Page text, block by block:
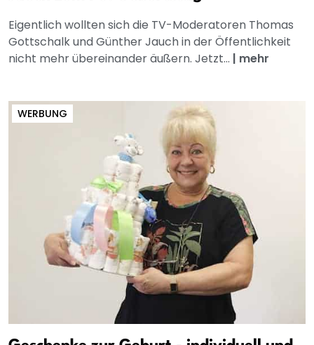
Eigentlich wollten sich die TV-Moderatoren Thomas
Gottschalk und Günther Jauch in der Öffentlichkeit
nicht mehr übereinander äußern. Jetzt... | mehr
WERBUNG